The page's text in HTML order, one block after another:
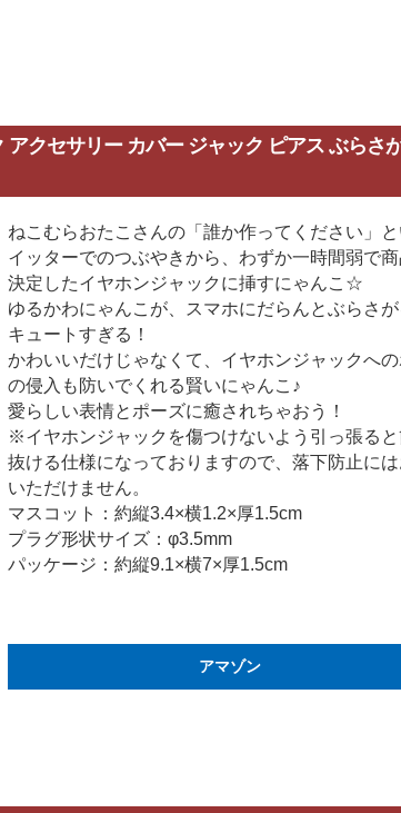
クセサリー カバー ジャック ピアス ぶらさ
ねこむらおたこさんの「誰か作ってください」
イッターでのつぶやきから、わずか一時間弱で
決定したイヤホンジャックに挿すにゃんこ☆
ゆるかわにゃんこが、スマホにだらんとぶらさ
キュートすぎる！
かわいいだけじゃなくて、イヤホンジャックへの
の侵入も防いでくれる賢いにゃんこ♪
愛らしい表情とポーズに癒されちゃおう！
※イヤホンジャックを傷つけないよう引っ張ると
抜ける仕様になっておりますので、落下防止に
いただけません。
マスコット：約縦3.4×横1.2×厚1.5cm
プラグ形状サイズ：φ3.5mm
パッケージ：約縦9.1×横7×厚1.5cm
アマゾン